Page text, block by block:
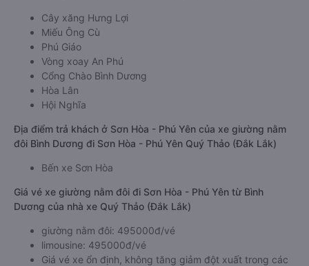
Cây xăng Hưng Lợi
Miếu Ông Cù
Phú Giáo
Vòng xoay An Phú
Cổng Chào Bình Dương
Hòa Lân
Hội Nghĩa
Địa điểm trả khách ở Sơn Hòa - Phú Yên của xe giường nằm
đôi Bình Dương đi Sơn Hòa - Phú Yên Quý Thảo (Đắk Lắk)
Bến xe Sơn Hòa
Giá vé xe giường nằm đôi đi Sơn Hòa - Phú Yên từ Bình
Dương của nhà xe Quý Thảo (Đắk Lắk)
giường nằm đôi: 495000đ/vé
limousine: 495000đ/vé
Giá vé xe ổn định, không tăng giảm đột xuất trong các